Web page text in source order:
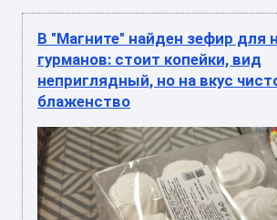
В "Магните" найден зефир для
гурманов: стоит копейки, вид
неприглядный, но на вкус
блаженство